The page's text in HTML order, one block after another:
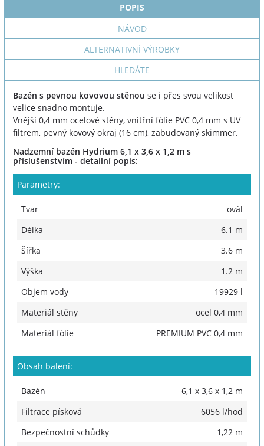
POPIS
NÁVOD
ALTERNATIVNÍ VÝROBKY
HLEDÁTE
Bazén s pevnou kovovou stěnou se i přes svou velikost
velice snadno montuje.
Vnější 0,4 mm ocelové stěny, vnitřní fólie PVC 0,4 mm s UV
filtrem, pevný kovový okraj (16 cm), zabudovaný skimmer.
Nadzemní bazén Hydrium 6,1 x 3,6 x 1,2 m s
příslušenstvím - detailní popis:
Parametry:
Tvar
ovál
Délka
6.1 m
Šířka
3.6 m
Výška
1.2 m
Objem vody
19929 l
Materiál stěny
ocel 0,4 mm
Materiál fólie
PREMIUM PVC 0,4 mm
Obsah balení:
Bazén
6,1 x 3,6 x 1,2 m
Filtrace písková
6056 l/hod
Bezpečnostní schůdky
1,22 m